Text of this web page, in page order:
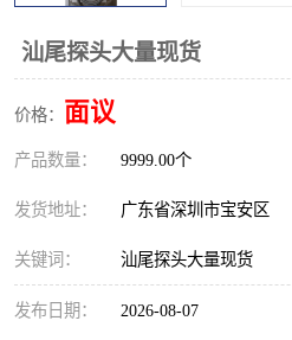
汕尾探头大量现货
价格： 面议
产品数量： 9999.00个
发货地址： 广东省深圳市宝安区
关键词： 汕尾探头大量现货
发布日期： 2026-08-07
频率计
静电计